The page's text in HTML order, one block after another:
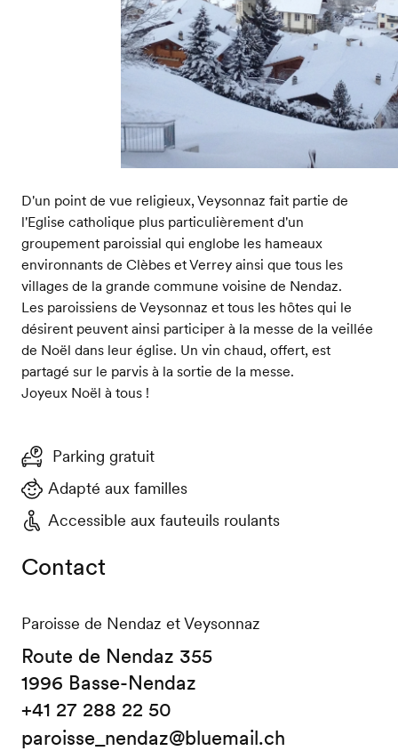
D'un point de vue religieux, Veysonnaz fait partie de
l'Eglise catholique plus particulièrement d'un
groupement paroissial qui englobe les hameaux
environnants de Clèbes et Verrey ainsi que tous les
villages de la grande commune voisine de Nendaz.
Les paroissiens de Veysonnaz et tous les hôtes qui le
désirent peuvent ainsi participer à la messe de la veillée
de Noël dans leur église. Un vin chaud, offert, est
partagé sur le parvis à la sortie de la messe.
Joyeux Noël à tous !
Parking gratuit
Adapté aux familles
Accessible aux fauteuils roulants
Contact
Paroisse de Nendaz et Veysonnaz
Route de Nendaz 355
1996 Basse-Nendaz
+41 27 288 22 50
paroisse_nendaz@bluemail.ch